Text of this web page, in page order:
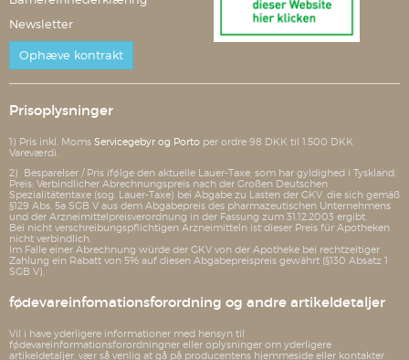
Newsletter
Ophæve kontrakt
Prisoplysninger
1) Pris inkl. Moms Servicegebyr og Porto per ordre 98 DKK til 1.500 DKK
Vareværdi.
2) Besparelser / Pris ifølge den aktuelle Lauer-Taxe, som har gyldighed i Tyskland.
Preis: Verbindlicher Abrechnungspreis nach der Großen Deutschen
Spezialitätentaxe (sog. Lauer-Taxe) bei Abgabe zu Lasten der GKV, die sich gemäß
§129 Abs. 5a SGB V aus dem Abgabepreis des pharmazeutischen Unternehmens
und der Arzneimittelpreisverordnung in der Fassung zum 31.12.2003 ergibt.
Bei nicht verschreibungspflichtigen Arzneimitteln ist dieser Preis für Apotheken
nicht verbindlich.
Im Falle einer Abrechnung würde der GKV von der Apotheke bei rechtzeitiger
Zahlung ein Rabatt von 5% auf diesen Abgabepreispreis gewährt (§130 Absatz 1
SGB V).
fødevareinfomationsforordning og andre artikeldetaljer
Vil i have yderligere informationer med hensyn til
fødevareinformationsforordningner eller oplysninger om yderligere
artikeldetaljer, vær så venlig at gå på producentens hjemmeside eller kontakter